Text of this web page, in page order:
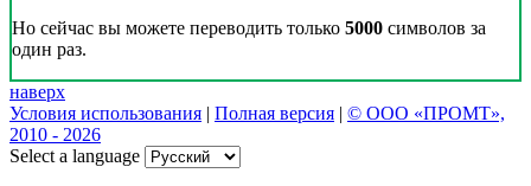
Но сейчас вы можете переводить только 5000 символов за
один раз.
наверх
Условия использования | Полная версия | © ООО «ПРОМТ»,
2010 - 2026
Select a language